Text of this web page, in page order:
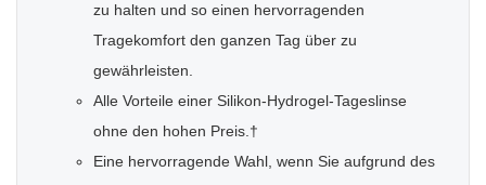
zu halten und so einen hervorragenden
Tragekomfort den ganzen Tag über zu
gewährleisten.
Alle Vorteile einer Silikon-Hydrogel-Tageslinse
ohne den hohen Preis.†
Eine hervorragende Wahl, wenn Sie aufgrund des